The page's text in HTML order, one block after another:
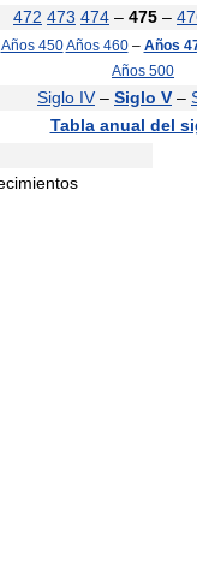
472 473 474 – 475 –
Años 450Años 460– Años
Años 500
Siglo IV – Siglo V –
Tabla anual del